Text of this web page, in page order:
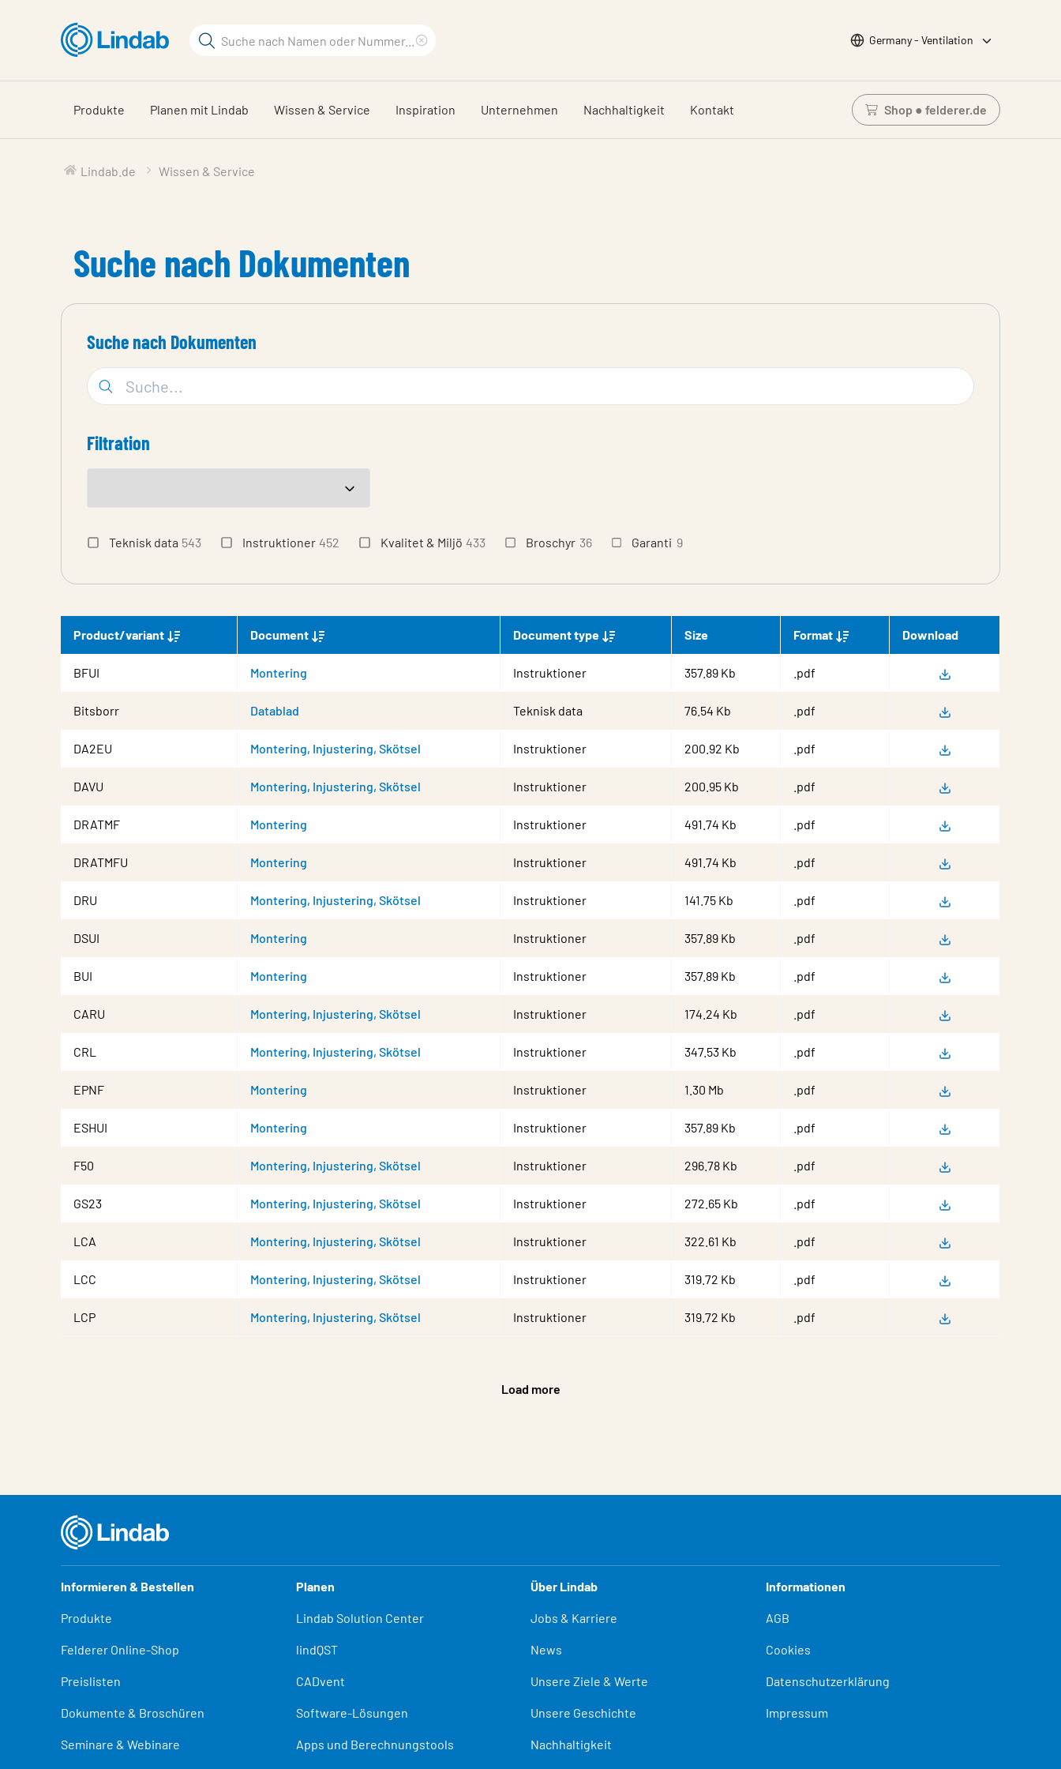
Hauptinhalt
Suchbegriff
durchsuchen
löschen
Wähle Sprache
Germany - Ventilation
Produkte Planen mit Lindab Wissen & Service Inspiration Unternehmen Nachhaltigkeit Kontakt Shop ● felderer.de
Einloggen um den
Lindab.de Wissen & Service
Suche nach Dokumenten
Suche nach Dokumenten
Filtration
Teknisk data 543 Instruktioner 452 Kvalitet & Miljö 433 Broschyr 36 Garanti 9
Product/variant Document Document type Size Format Download
BFUI Montering Instruktioner 357.89 Kb .pdf Montering
Bitsborr Datablad Teknisk data 76.54 Kb .pdf Datablad
DA2EU Montering, Injustering, Skötsel Instruktioner 200.92 Kb .pdf Montering,
DAVU Montering, Injustering, Skötsel Instruktioner 200.95 Kb .pdf Montering,
DRATMF Montering Instruktioner 491.74 Kb .pdf Montering
DRATMFU Montering Instruktioner 491.74 Kb .pdf Montering
DRU Montering, Injustering, Skötsel Instruktioner 141.75 Kb .pdf Montering,
DSUI Montering Instruktioner 357.89 Kb .pdf Montering
BUI Montering Instruktioner 357.89 Kb .pdf Montering
CARU Montering, Injustering, Skötsel Instruktioner 174.24 Kb .pdf Montering,
CRL Montering, Injustering, Skötsel Instruktioner 347.53 Kb .pdf Montering,
EPNF Montering Instruktioner 1.30 Mb .pdf Montering
ESHUI Montering Instruktioner 357.89 Kb .pdf Montering
F50 Montering, Injustering, Skötsel Instruktioner 296.78 Kb .pdf Montering,
GS23 Montering, Injustering, Skötsel Instruktioner 272.65 Kb .pdf Montering,
LCA Montering, Injustering, Skötsel Instruktioner 322.61 Kb .pdf Montering,
LCC Montering, Injustering, Skötsel Instruktioner 319.72 Kb .pdf Montering,
LCP Montering, Injustering, Skötsel Instruktioner 319.72 Kb .pdf Montering,
Load more
Informieren & Bestellen
Produkte
Felderer Online-Shop
Preislisten
Dokumente & Broschüren
Seminare & Webinare
Planen
Lindab Solution Center
lindQST
CADvent
Software-Lösungen
Apps und Berechnungstools
Über Lindab
Jobs & Karriere
News
Unsere Ziele & Werte
Unsere Geschichte
Nachhaltigkeit
Informationen
AGB
Cookies
Datenschutzerklärung
Impressum